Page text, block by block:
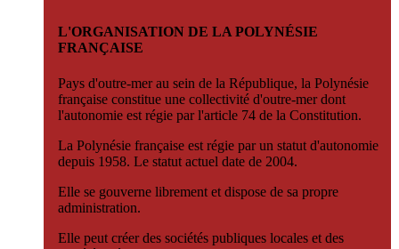
L'ORGANISATION DE LA POLYNÉSIE
FRANÇAISE
Pays d'outre-mer au sein de la République, la Polynésie
française constitue une collectivité d'outre-mer dont
l'autonomie est régie par l'article 74 de la Constitution.
La Polynésie française est régie par un statut d'autonomie
depuis 1958. Le statut actuel date de 2004.
Elle se gouverne librement et dispose de sa propre
administration.
Elle peut créer des sociétés publiques locales et des